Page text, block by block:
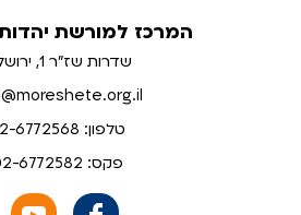
המרכז למורשת
שדרות שז"ר 1, ירושלים
טלפון: 02-6772568
פקס: 02-6772582